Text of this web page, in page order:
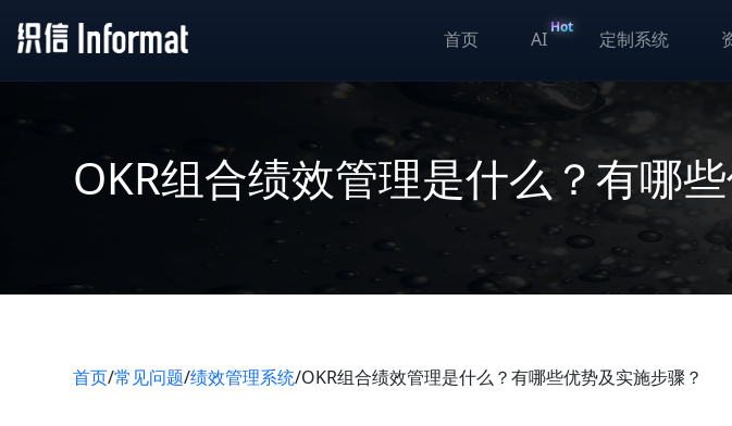
首页 AI
Hot
定制系统
OKR组合绩效管理是什么？有哪
首页/常见问题/绩效管理系统/OKR组合绩效管理是什么？有哪些优势及实施步骤？